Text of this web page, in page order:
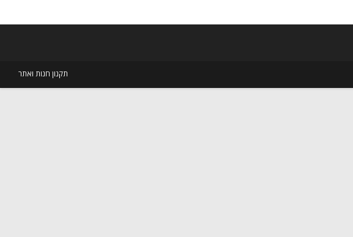
תקנון חנות ואתר